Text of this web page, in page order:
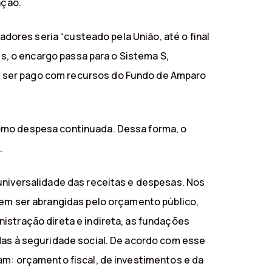
seria “custeado pela União, até o final
o encargo passa para o Sistema S,
pago com recursos do Fundo de Amparo
despesa continuada. Dessa forma, o
das receitas e despesas. Nos
ser abrangidas pelo orçamento público,
direta e indireta, as fundações
à seguridade social. De acordo com esse
orçamento fiscal, de investimentos e da